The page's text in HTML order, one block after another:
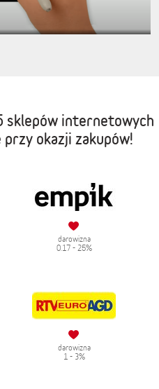
sklepów internetowych
przy okazji zakupów!
darowizna
0.17 - 25%
darowizna
1 - 3%